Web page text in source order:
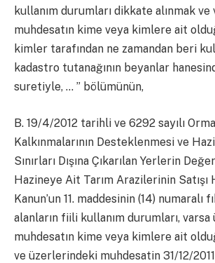
kullanım durumları dikkate alınmak
muhdesatın kime veya kimlere ait
kimler tarafından ne zamandan beri
kadastro tutanağının beyanlar
suretiyle, … ” bölümünün,
B. 19/4/2012 tarihli ve 6292 sayılı
Kalkınmalarının Desteklenmesi ve
Sınırları Dışına Çıkarılan Yerlerin
Hazineye Ait Tarım Arazilerinin Satışı
Kanun’un 11. maddesinin (14) numaralı
alanların fiili kullanım durumları,
muhdesatın kime veya kimlere ait
ve üzerlerindeki muhdesatin 31/12/